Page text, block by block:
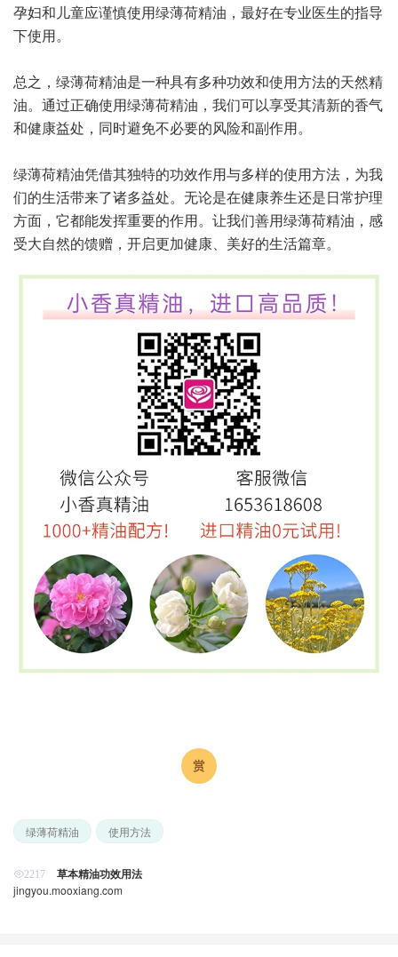
孕妇和儿童应谨慎使用绿薄荷精油，最好在专业医生的指导
下使用。
总之，绿薄荷精油是一种具有多种功效和使用方法的天然精
油。通过正确使用绿薄荷精油，我们可以享受其清新的香气
和健康益处，同时避免不必要的风险和副作用。
绿薄荷精油凭借其独特的功效作用与多样的使用方法，为我
们的生活带来了诸多益处。无论是在健康养生还是日常护理
方面，它都能发挥重要的作用。让我们善用绿薄荷精油，感
受大自然的馈赠，开启更加健康、美好的生活篇章。
绿薄荷精油 使用方法
2217 草本精油功效用法
jingyou.mooxiang.com